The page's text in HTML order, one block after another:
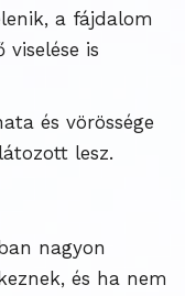
a fájdalom
is
és vörössége
lesz.
nagyon
és ha nem